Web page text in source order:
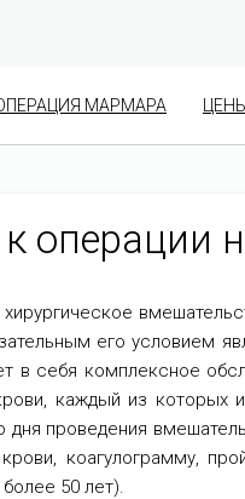
МАРМАРА ЦЕНЫ
операции
его условием
в себя комплексное
каждый из которых
проведения
коагулограмму,
50 лет).